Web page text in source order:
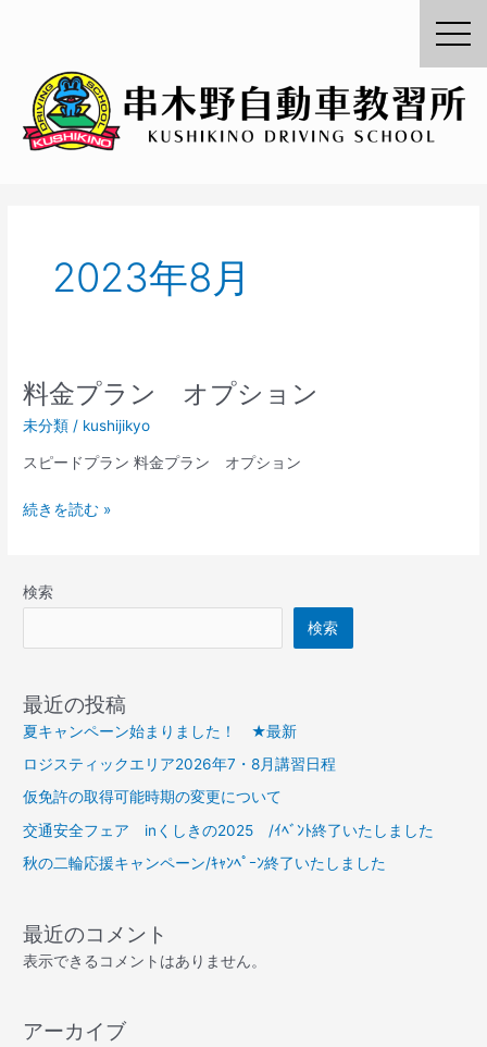
2023年8月
料金プラン オプション
未分類 / kushijikyo
スピードプラン 料金プラン オプション
料
プ
ラ
オ
ン
続きを読む »
検索
検索
最近の投稿
夏キャンペーン始まりました！ ★最新
ロジスティックエリア2026年7・8月講習日程
仮免許の取得可能時期の変更について
交通安全フェア inくしきの2025 /ｲﾍﾞﾝﾄ終了いたしました
秋の二輪応援キャンペーン/ｷｬﾝﾍﾟｰﾝ終了いたしました
最近のコメント
表示できるコメントはありません。
アーカイブ